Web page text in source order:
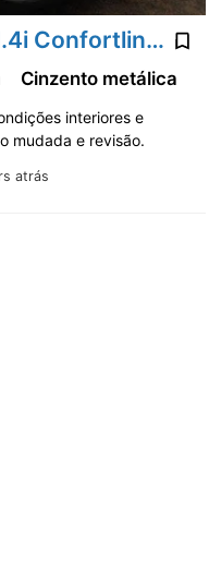
1998' Volkswagen Golf 1.4i Confortline JE+AC
atrás
Cinzento metálica
interiores e
mudada e revisão.